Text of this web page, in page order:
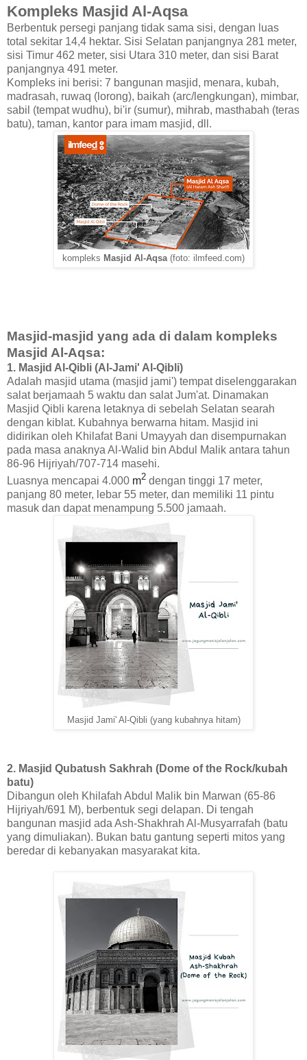
Kompleks Masjid Al-Aqsa
Berbentuk persegi panjang tidak sama sisi, dengan luas
total sekitar 14,4 hektar. Sisi Selatan panjangnya 281 meter,
sisi Timur 462 meter, sisi Utara 310 meter, dan sisi Barat
panjangnya 491 meter.
Kompleks ini berisi: 7 bangunan masjid, menara, kubah,
madrasah, ruwaq (lorong), baikah (arc/lengkungan), mimbar,
sabil (tempat wudhu), bi'ir (sumur), mihrab, masthabah (teras
batu), taman, kantor para imam masjid, dll.
kompleks Masjid Al-Aqsa(foto: ilmfeed.com)
Masjid-masjid yang ada di dalam kompleks
Masjid Al-Aqsa:
1. Masjid Al-Qibli (Al-Jami' Al-Qibli)
Adalah masjid utama (masjid jami') tempat diselenggarakan
salat berjamaah 5 waktu dan salat Jum'at. Dinamakan
Masjid Qibli karena letaknya di sebelah Selatan searah
dengan kiblat. Kubahnya berwarna hitam. Masjid ini
didirikan oleh Khilafat Bani Umayyah dan disempurnakan
pada masa anaknya Al-Walid bin Abdul Malik antara tahun
86-96 Hijriyah/707-714 masehi.
Luasnya mencapai 4.000 m2 dengan tinggi 17 meter,
panjang 80 meter, lebar 55 meter, dan memiliki 11 pintu
masuk dan dapat menampung 5.500 jamaah.
Masjid Jami' Al-Qibli (yang kubahnya hitam)
2. Masjid Qubatush Sakhrah (Dome of the Rock/kubah
batu)
Dibangun oleh Khilafah Abdul Malik bin Marwan (65-86
Hijriyah/691 M), berbentuk segi delapan. Di tengah
bangunan masjid ada Ash-Shakhrah Al-Musyarrafah (batu
yang dimuliakan). Bukan batu gantung seperti mitos yang
beredar di kebanyakan masyarakat kita.